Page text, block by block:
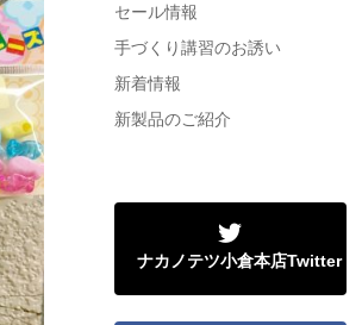
セール情報
手づくり講習のお誘い
新着情報
新製品のご紹介
ナカノテツ小倉本店Twitter